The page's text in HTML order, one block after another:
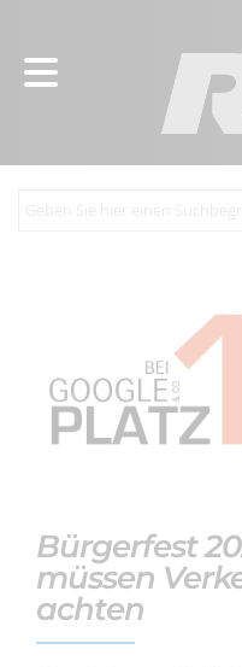
Bürgerfest
müssen
achten